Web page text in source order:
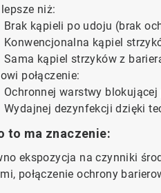
niż:
Brak kąpieli po udoju (brak
Konwencjonalna kąpiel
Sama kąpiel strzyków z
połączenie:
Ochronnej warstwy
Wydajnej dezynfekcji dzięki
to ma znaczenie:
ekspozycja na czynniki
połączenie ochrony